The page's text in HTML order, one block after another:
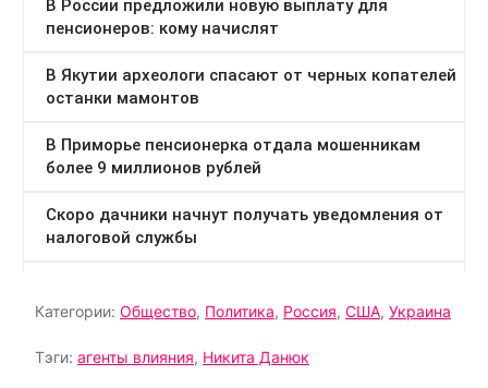
Категории: Общество, Политика, Россия, США, Украина
Тэги: агенты влияния, Никита Данюк